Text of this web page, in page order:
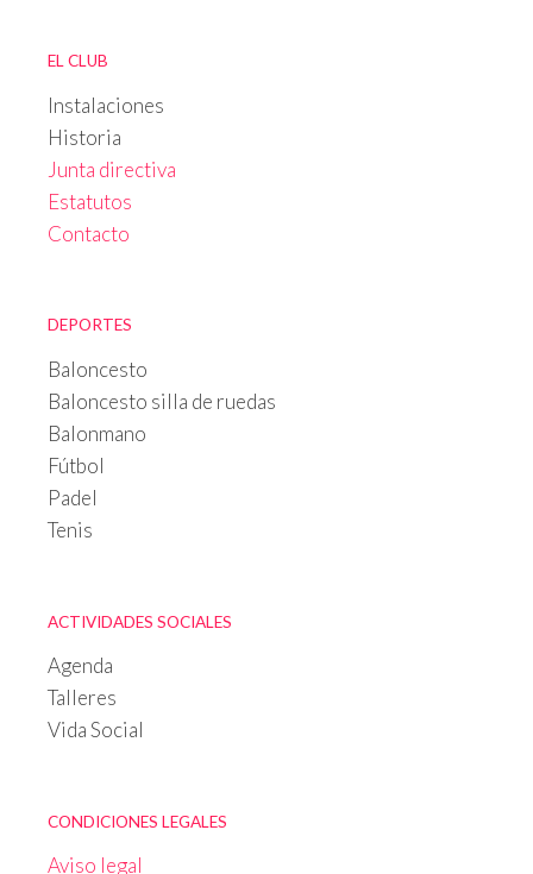
EL CLUB
Instalaciones
Historia
Junta directiva
Estatutos
Contacto
DEPORTES
Baloncesto
Baloncesto silla de ruedas
Balonmano
Fútbol
Padel
Tenis
ACTIVIDADES SOCIALES
Agenda
Talleres
Vida Social
CONDICIONES LEGALES
Aviso legal